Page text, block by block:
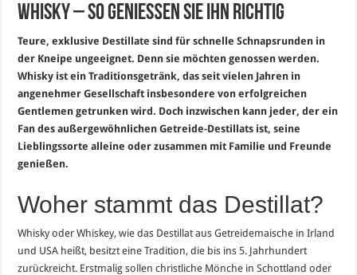
Whisky – so genießen Sie ihn richtig
Teure, exklusive Destillate sind für schnelle Schnapsrunden in
der Kneipe ungeeignet. Denn sie möchten genossen werden.
Whisky ist ein Traditionsgetränk, das seit vielen Jahren in
angenehmer Gesellschaft insbesondere von erfolgreichen
Gentlemen getrunken wird. Doch inzwischen kann jeder, der ein
Fan des außergewöhnlichen Getreide-Destillats ist, seine
Lieblingssorte alleine oder zusammen mit Familie und Freunde
genießen.
Woher stammt das Destillat?
Whisky oder Whiskey, wie das Destillat aus Getreidemaische in Irland
und USA heißt, besitzt eine Tradition, die bis ins 5. Jahrhundert
zurückreicht. Erstmalig sollen christliche Mönche in Schottland oder